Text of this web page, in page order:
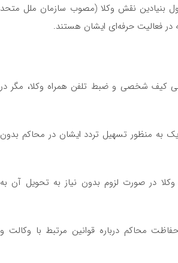
بنیادین نقش وکلا (مصوب سازمان ملل متحد
کیف شخصی و ضبط تلفن همراه وکلا، مگر در
به منظور تسهیل تردد ایشان در محاکم بدون
در صورت لزوم بدون نیاز به تحویل آن به
محاکم درباره قوانین مرتبط با وکالت و